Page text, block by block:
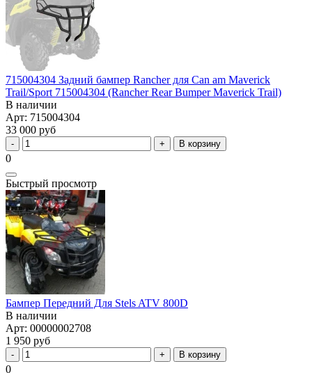
715004304 Задний бампер Rancher для Can am Maverick
Trail/Sport 715004304 (Rancher Rear Bumper Maverick Trail)
В наличии
Арт: 715004304
33 000 руб
В корзину
0
Быстрый просмотр
Бампер Передний Для Stels ATV 800D
В наличии
Арт: 00000002708
1 950 руб
В корзину
0